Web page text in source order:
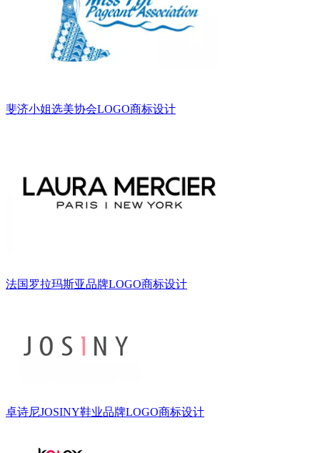
斐济小姐选美协会LOGO商标设计
法国罗拉玛斯亚品牌LOGO商标设计
卓诗尼JOSINY鞋业品牌LOGO商标设计